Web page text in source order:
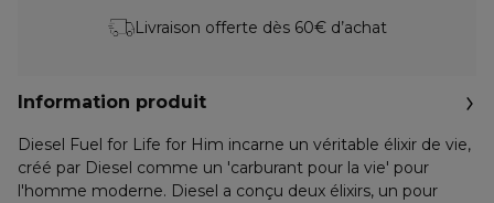
Livraison offerte dès 60€ d’achat
Information produit
Diesel Fuel for Life for Him incarne un véritable élixir de vie,
créé par Diesel comme un 'carburant pour la vie' pour
l'homme moderne. Diesel a conçu deux élixirs, un pour